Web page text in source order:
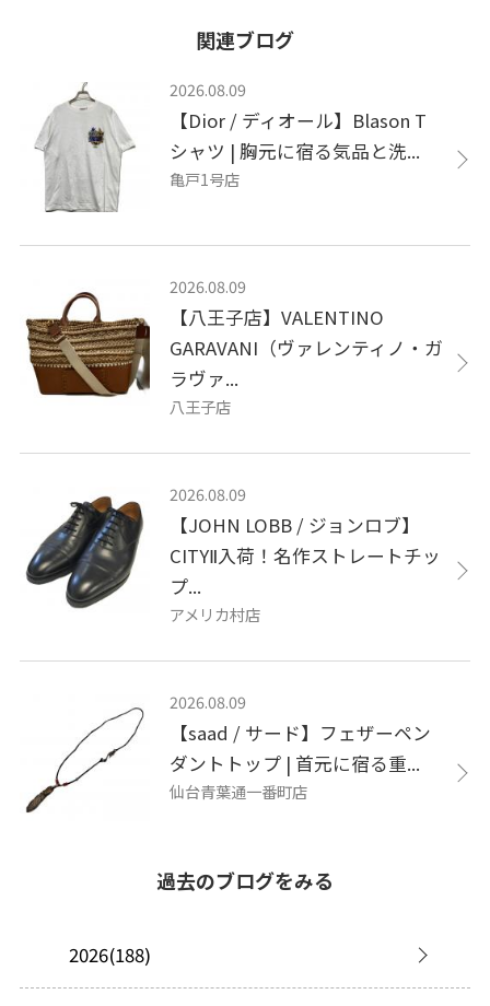
関連ブログ
2026.08.09
【Dior / ディオール】Blason T
シャツ | 胸元に宿る気品と洗...
亀戸1号店
2026.08.09
【八王子店】VALENTINO
GARAVANI（ヴァレンティノ・ガ
ラヴァ...
八王子店
2026.08.09
【JOHN LOBB / ジョンロブ】
CITYⅡ入荷！名作ストレートチッ
プ...
アメリカ村店
2026.08.09
【saad / サード】フェザーペン
ダントトップ | 首元に宿る重...
仙台青葉通一番町店
過去のブログをみる
2026(188)